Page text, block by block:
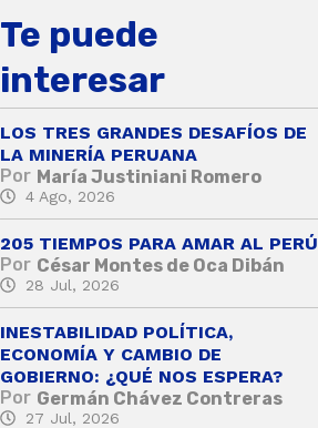
Te puede
interesar
LOS TRES GRANDES DESAFÍOS DE
LA MINERÍA PERUANA
Por María Justiniani Romero
4 Ago, 2026
205 TIEMPOS PARA AMAR AL PERÚ
Por César Montes de Oca Dibán
28 Jul, 2026
INESTABILIDAD POLÍTICA,
ECONOMÍA Y CAMBIO DE
GOBIERNO: ¿QUÉ NOS ESPERA?
Por Germán Chávez Contreras
27 Jul, 2026